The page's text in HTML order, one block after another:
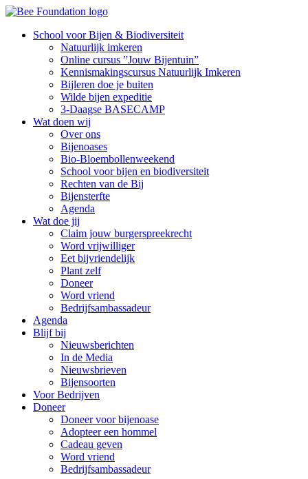
School voor Bijen & Biodiversiteit
Natuurlijk imkeren
Online cursus ”Jouw Bijentuin”
Kennismakingscursus Natuurlijk Imkeren
Bijleren doe je buiten
Wilde bijen expeditie
3-Daagse BASECAMP
Wat doen wij
Over ons
Bijenoases
Bio-Bloembollenweekend
School voor bijen en biodiversiteit
Rechten van de Bij
Bijensterfte
Agenda
Wat doe jij
Claim jouw burgerspreekrecht
Word vrijwilliger
Eet bijvriendelijk
Plant zelf
Doneer
Word vriend
Bedrijfsambassadeur
Agenda
Blijf bij
Nieuwsberichten
In de Media
Nieuwsbrieven
Bijensoorten
Voor Bedrijven
Doneer
Doneer voor bijenoase
Adopteer een hommel
Cadeau geven
Word vriend
Bedrijfsambassadeur